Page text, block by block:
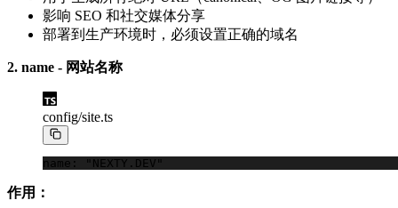
影响 SEO 和社交媒体分享
部署到生产环境时，必须设置正确的域名
2. name - 网站名称
config/site.ts
name: "NEXTY.DEV"
作用：